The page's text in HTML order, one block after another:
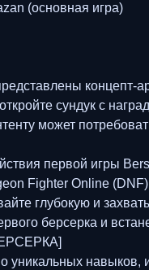
(основная игра)
концепт-
сундук с
может
первой игры
Fighter Online
глубокую и
берсерка и
уникальных навыков,